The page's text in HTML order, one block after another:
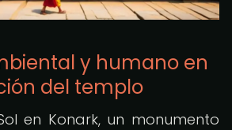
y humano en
del templo
en Konark, un monumento